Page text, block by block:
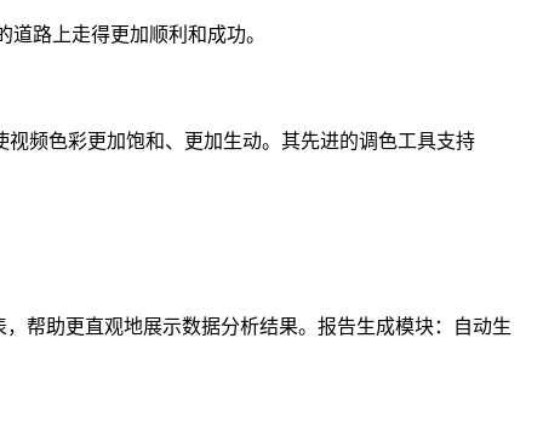
路上走得更加顺利和成功。
频色彩更加饱和、更加生动。其先进的调色工具支持
帮助更直观地展示数据分析结果。报告生成模块：自动生